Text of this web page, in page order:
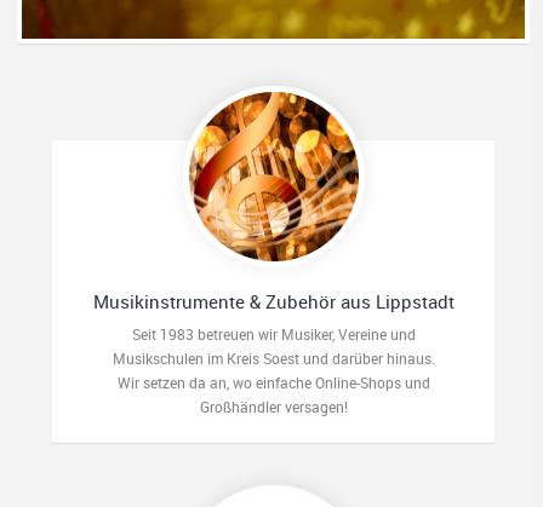
Musikinstrumente & Zubehör aus Lippstadt
Seit 1983 betreuen wir Musiker, Vereine und
Musikschulen im Kreis Soest und darüber hinaus.
Wir setzen da an, wo einfache Online-Shops und
Großhändler versagen!